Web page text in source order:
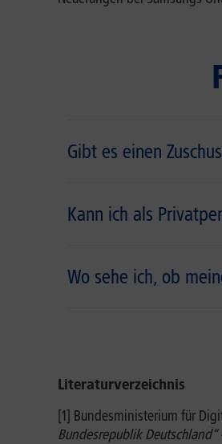
Gibt es einen
Kann ich als
Wo sehe ich, ob
Literaturverzeichnis
[1] Bundesministerium für
Bundesrepublik